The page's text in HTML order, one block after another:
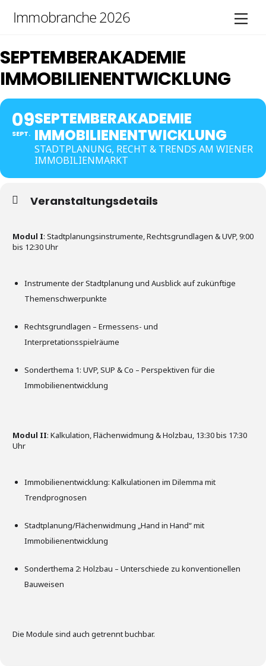
Immobranche 2026
SEPTEMBERAKADEMIE
IMMOBILIENENTWICKLUNG
09
SEPT.
SEPTEMBERAKADEMIE
IMMOBILIENENTWICKLUNG
STADTPLANUNG, RECHT & TRENDS AM WIENER
IMMOBILIENMARKT
Veranstaltungsdetails
Modul I: Stadtplanungsinstrumente, Rechtsgrundlagen & UVP, 9:00
bis 12:30 Uhr
Instrumente der Stadtplanung und Ausblick auf zukünftige
Themenschwerpunkte
Rechtsgrundlagen – Ermessens- und
Interpretationsspielräume
Sonderthema 1: UVP, SUP & Co – Perspektiven für die
Immobilienentwicklung
Modul II: Kalkulation, Flächenwidmung & Holzbau, 13:30 bis 17:30
Uhr
Immobilienentwicklung: Kalkulationen im Dilemma mit
Trendprognosen
Stadtplanung/Flächenwidmung „Hand in Hand“ mit
Immobilienentwicklung
Sonderthema 2: Holzbau – Unterschiede zu konventionellen
Bauweisen
Die Module sind auch getrennt buchbar.